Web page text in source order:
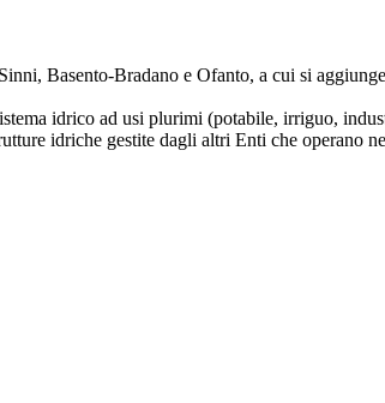
Basento-Bradano e Ofanto, a cui si
idrico ad usi plurimi (potabile, irriguo,
idriche gestite dagli altri Enti che operano